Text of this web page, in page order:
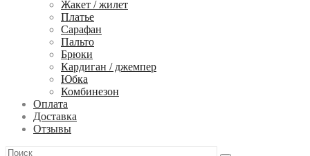
Жакет / жилет
Платье
Сарафан
Пальто
Брюки
Кардиган / джемпер
Юбка
Комбинезон
Оплата
Доставка
Отзывы